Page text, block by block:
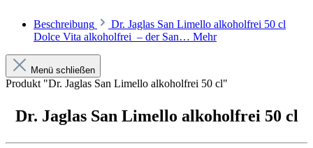
Beschreibung
Dr. Jaglas San Limello alkoholfrei 50 cl
Dolce Vita alkoholfrei – der San… Mehr
Menü schließen
Produkt "Dr. Jaglas San Limello alkoholfrei 50 cl"
Dr. Jaglas San Limello alkoholfrei 50 cl